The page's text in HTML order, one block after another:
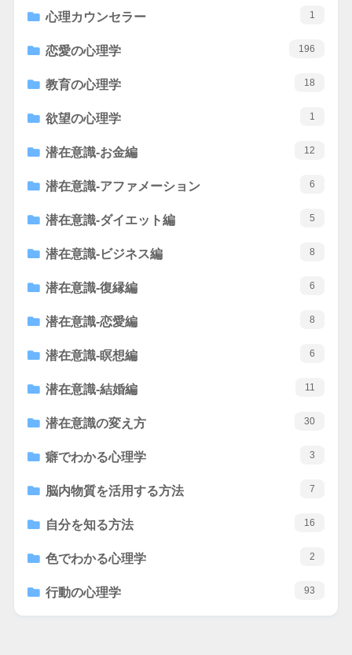
心理カウンセラー 1
恋愛の心理学 196
教育の心理学 18
欲望の心理学 1
潜在意識-お金編 12
潜在意識-アファメーション 6
潜在意識-ダイエット編 5
潜在意識-ビジネス編 8
潜在意識-復縁編 6
潜在意識-恋愛編 8
潜在意識-瞑想編 6
潜在意識-結婚編 11
潜在意識の変え方 30
癖でわかる心理学 3
脳内物質を活用する方法 7
自分を知る方法 16
色でわかる心理学 2
行動の心理学 93